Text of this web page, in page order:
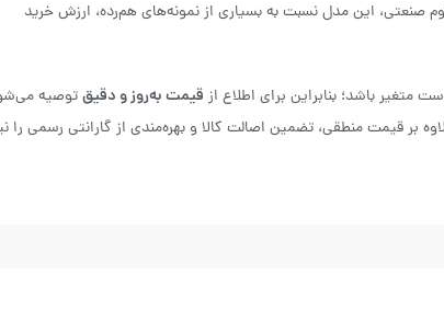
۲۲۰۰ وات، صفحه ۳۵۵ میلی‌متری و ساختار مقاوم صنعتی، این مدل نسبت به بسیاری از نمونه‌های هم‌رده، ارزش خرید
متغیر باشد؛ بنابراین برای اطلاع از قیمت به‌روز و دقیقتوصیه
بر قیمت منطقی، تضمین اصالت کالا و بهره‌مندی از گارانتی رسمی را